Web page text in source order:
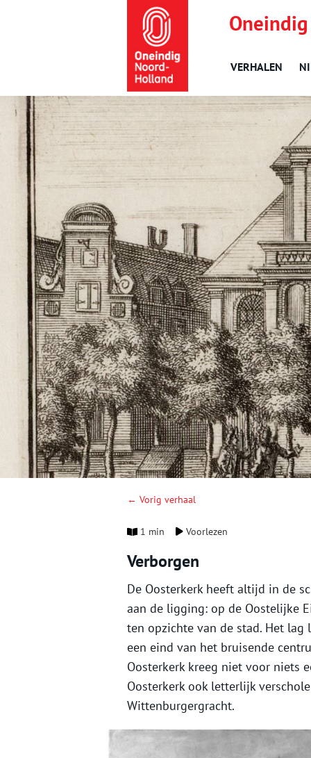
VERHALEN
← Vorig verhaal
1 min Voorlezen
Verborgen
De Oosterkerk heeft altijd in de
aan de ligging: op de Oostelijke
ten opzichte van de stad. Het
een eind van het bruisende
Oosterkerk kreeg niet voor niets
Oosterkerk ook letterlijk
Wittenburgergracht.